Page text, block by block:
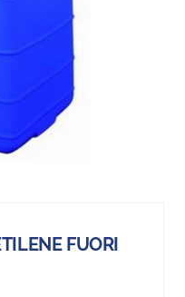
FUORI